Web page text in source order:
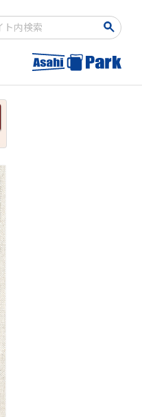
ーワード入力